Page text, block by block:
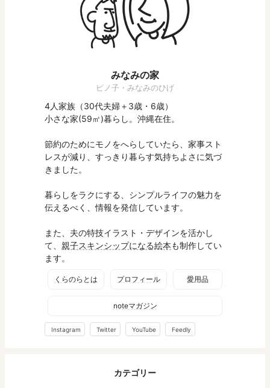
みなみの家
ピノ子・みなみのひげ
4人家族（30代夫婦＋3歳・6歳）
小さな家(59㎡)暮らし。沖縄在住。
節約のためにモノをへらしていたら、家事スト
レスが減り、すっきり暮らす気持ちよさに気づ
きました。
暮らしをラクにする、シンプルライフの魅力を
伝えるべく、情報を発信しています。
また、夫の特技イラスト・デザインを活かし
て、 親子スキンシップになる絵本も制作してい
ます。
くらのらとは プロフィール 愛用品
noteマガジン
Instagram Twitter YouTube Feedly
カテゴリー